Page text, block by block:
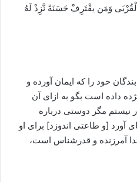
وَمَن یقْتَرِفْ حَسَنَةً نَّزِدْ لَهُ
خود را که ایمان آورده و
داده است بگو به ازای آن
نیستم مگر دوستی درباره
آورد [و طاعتی اندوزد] برای او
آمرزنده و قدرشناس است،